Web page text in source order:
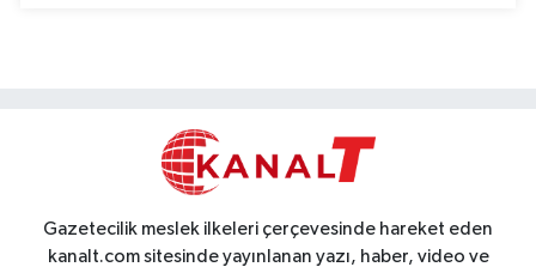
Gazetecilik meslek ilkeleri çerçevesinde hareket eden
kanalt.com sitesinde yayınlanan yazı, haber, video ve